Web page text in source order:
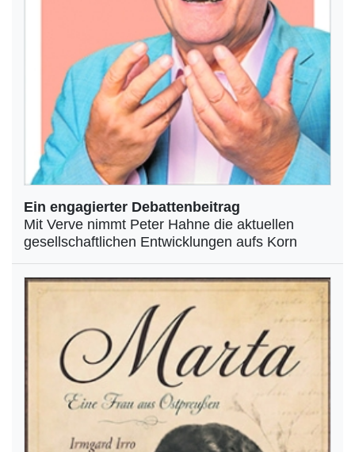
Ein engagierter Debattenbeitrag
Mit Verve nimmt Peter Hahne die aktuellen
gesellschaftlichen Entwicklungen aufs Korn